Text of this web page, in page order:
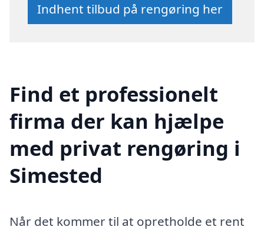
Indhent tilbud på rengøring her
Find et professionelt
firma der kan hjælpe
med privat rengøring i
Simested
Når det kommer til at opretholde et rent